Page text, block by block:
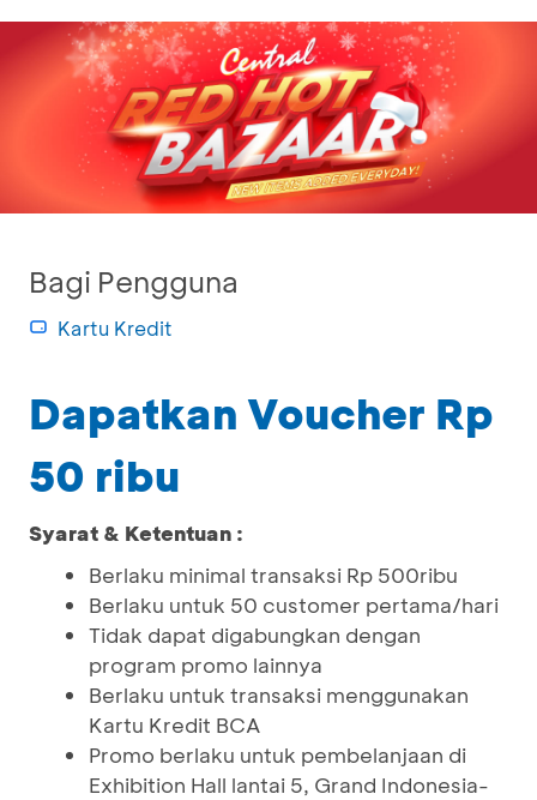
Bagi Pengguna
Kartu Kredit
Dapatkan Voucher Rp
50 ribu
Syarat & Ketentuan :
Berlaku minimal transaksi Rp 500ribu
Berlaku untuk 50 customer pertama/hari
Tidak dapat digabungkan dengan
program promo lainnya
Berlaku untuk transaksi menggunakan
Kartu Kredit BCA
Promo berlaku untuk pembelanjaan di
Exhibition Hall lantai 5, Grand Indonesia-